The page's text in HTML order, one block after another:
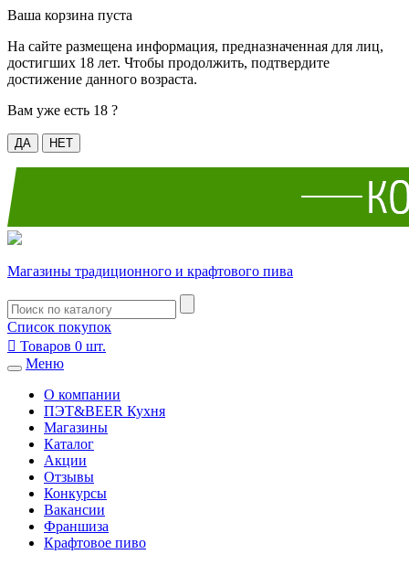
Ваша корзина пуста
На сайте размещена информация, предназначенная для лиц,
достигших 18 лет. Чтобы продолжить, подтвердите
достижение данного возраста.
Вам уже есть 18 ?
ДА НЕТ
Магазины традиционного и крафтового пива
Список покупок
 Товаров 0 шт.
Меню
О компании
ПЭТ&BEER Кухня
Магазины
Каталог
Акции
Отзывы
Конкурсы
Вакансии
Франшиза
Крафтовое пиво